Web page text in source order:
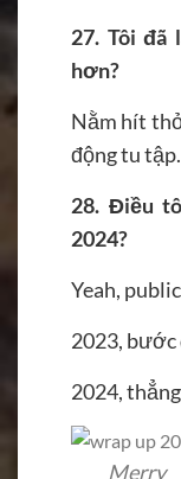
27. Tôi đã
hơn?
Nằm hít
động tu tập.
28. Điều
2024?
Yeah,
2023, bước
2024,
Merry